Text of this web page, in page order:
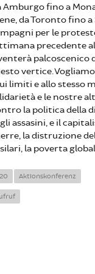
Amburgo fino a
da Toronto fino
per le
precedente
vertice.
limiti e allo stesso
e le nostre
la politica della
assasini, e il
la distruzione
la poverta
Aktionskonferenz